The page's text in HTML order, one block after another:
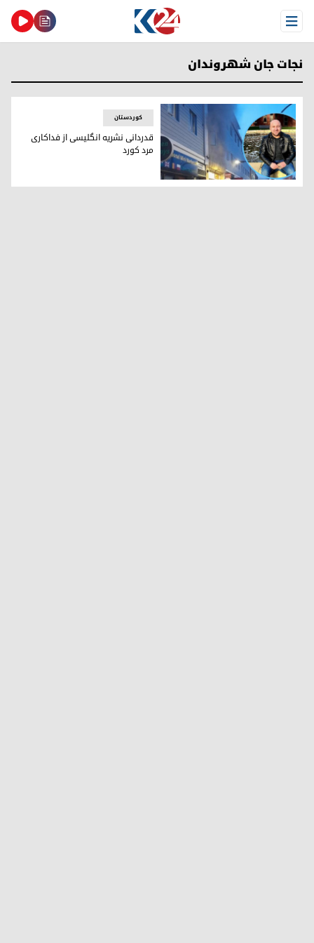
Open Menu
نجات جان شهروندان
سرور محمود، مرد کوردی که جان ده‌ها نفر را نجات داد
کوردستان
قدردانی نشریه انگلیسی از فداکاری
مرد کورد